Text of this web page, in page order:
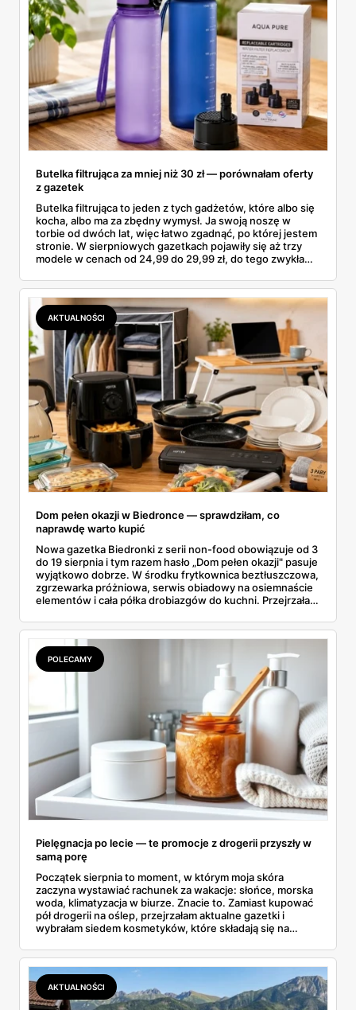
Butelka filtrująca za mniej niż 30 zł — porównałam oferty
z gazetek
Butelka filtrująca to jeden z tych gadżetów, które albo się
kocha, albo ma za zbędny wymysł. Ja swoją noszę w
torbie od dwóch lat, więc łatwo zgadnąć, po której jestem
stronie. W sierpniowych gazetkach pojawiły się aż trzy
modele w cenach od 24,99 do 29,99 zł, do tego zwykła
wszystkie oferty i policzyłam, kiedy taki zakup faktycznie
się opłaca.
AKTUALNOŚCI
Dom pełen okazji w Biedronce — sprawdziłam, co
naprawdę warto kupić
Nowa gazetka Biedronki z serii non-food obowiązuje od 3
do 19 sierpnia i tym razem hasło „Dom pełen okazji" pasuje
wyjątkowo dobrze. W środku frytkownica beztłuszczowa,
zgrzewarka próżniowa, serwis obiadowy na osiemnaście
elementów i cała półka drobiazgów do kuchni. Przejrzałam
się przy półce z samego rana.
POLECAMY
Pielęgnacja po lecie — te promocje z drogerii przyszły w
samą porę
Początek sierpnia to moment, w którym moja skóra
zaczyna wystawiać rachunek za wakacje: słońce, morska
woda, klimatyzacja w biurze. Znacie to. Zamiast kupować
pół drogerii na oślep, przejrzałam aktualne gazetki i
wybrałam siedem kosmetyków, które składają się na
dermokosmetyki Vichy. Wszystkie ceny sprawdziłam w
ofertach, terminy też.
AKTUALNOŚCI